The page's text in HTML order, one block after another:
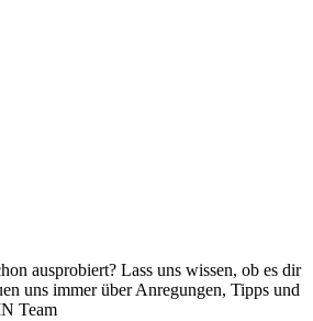
ausprobiert? Lass uns wissen, ob es dir
uns immer über Anregungen, Tipps und
Team